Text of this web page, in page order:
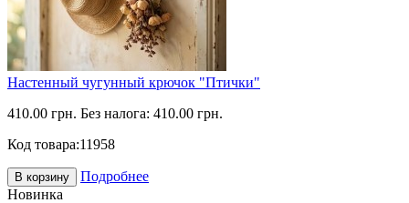
Настенный чугунный крючок "Птички"
410.00 грн. Без налога: 410.00 грн.
Код товара:11958
В корзину
Подробнее
Новинка